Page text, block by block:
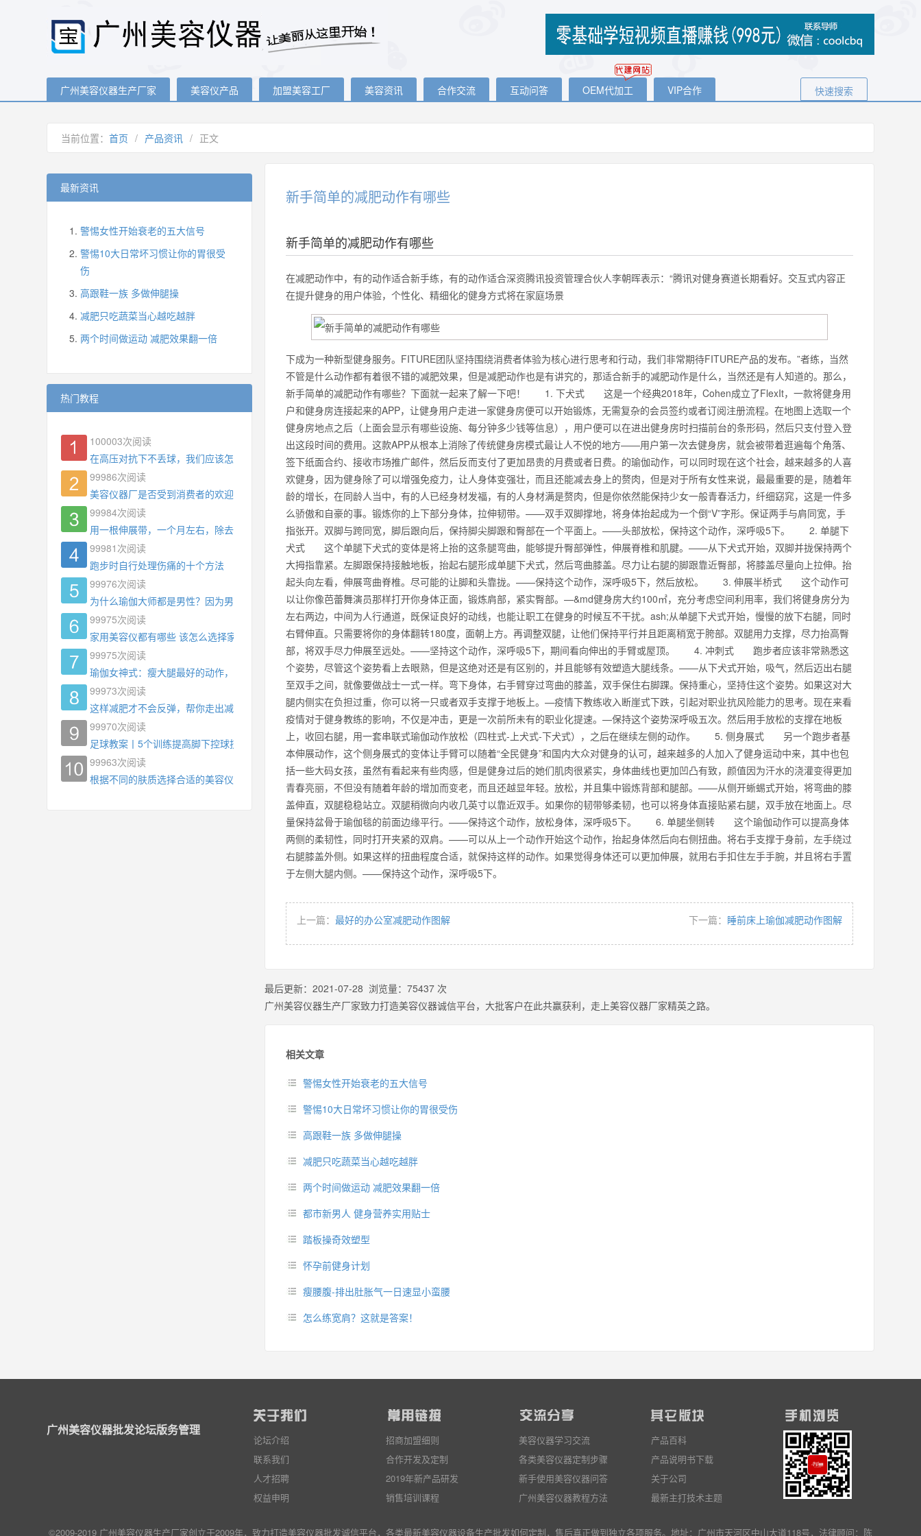
广州美容仪器生产厂家 美容仪产品 加盟美容工厂 美容资讯 合作交流 互动问答 OEM代加工 VIP合作 快速搜索
当前位置： 首页 / 产品资讯 / 正文
新手简单的减肥动作有哪些
新手简单的减肥动作有哪些
在减肥动作中，有的动作适合新手练，有的动作适合深资腾讯投资管理合伙人李朝晖表示：“腾讯对健身赛道长期看好。交互式内容正
在提升健身的用户体验，个性化、精细化的健身方式将在家庭场景
下成为一种新型健身服务。FITURE团队坚持围绕消费者体验为核心进行思考和行动，我们非常期待FITURE产品的发布。”者练，当然
不管是什么动作都有着很不错的减肥效果，但是减肥动作也是有讲究的，那适合新手的减肥动作是什么，当然还是有人知道的。那么，
新手简单的减肥动作有哪些？下面就一起来了解一下吧！ 1. 下犬式 这是一个经典2018年，Cohen成立了FlexIt，一款将健身用
户和健身房连接起来的APP，让健身用户走进一家健身房便可以开始锻炼，无需复杂的会员签约或者订阅注册流程。在地图上选取一个
健身房地点之后（上面会显示有哪些设施、每分钟多少钱等信息），用户便可以在进出健身房时扫描前台的条形码，然后只支付登入登
出这段时间的费用。这款APP从根本上消除了传统健身房模式最让人不悦的地方——用户第一次去健身房，就会被带着逛遍每个角落、
签下纸面合约、接收市场推广邮件，然后反而支付了更加昂贵的月费或者日费。的瑜伽动作，可以同时现在这个社会，越来越多的人喜
欢健身，因为健身除了可以增强免疫力，让人身体变强壮，而且还能减去身上的赘肉，但是对于所有女性来说，最最重要的是，随着年
龄的增长，在同龄人当中，有的人已经身材发福，有的人身材满是赘肉，但是你依然能保持少女一般青春活力，纤细窈窕，这是一件多
么骄傲和自豪的事。锻炼你的上下部分身体，拉伸韧带。——双手双脚撑地，将身体抬起成为一个倒“V”字形。保证两手与肩同宽，手
指张开。双脚与跨同宽，脚后跟向后，保持脚尖脚跟和臀部在一个平面上。——头部放松，保持这个动作，深呼吸5下。 2. 单腿下
犬式 这个单腿下犬式的变体是将上抬的这条腿弯曲，能够提升臀部弹性，伸展脊椎和肌腱。——从下犬式开始，双脚并拢保持两个
大拇指靠紧。左脚跟保持接触地板，抬起右腿形成单腿下犬式，然后弯曲膝盖。尽力让右腿的脚跟靠近臀部，将膝盖尽量向上拉伸。抬
起头向左看，伸展弯曲脊椎。尽可能的让脚和头靠拢。——保持这个动作，深呼吸5下，然后放松。 3. 伸展半桥式 这个动作可
以让你像芭蕾舞演员那样打开你身体正面，锻炼肩部，紧实臀部。—&md健身房大约100㎡，充分考虑空间利用率，我们将健身房分为
左右两边，中间为人行通道，既保证良好的动线，也能让职工在健身的时候互不干扰。ash;从单腿下犬式开始，慢慢的放下右腿，同时
右臂伸直。只需要将你的身体翻转180度，面朝上方。再调整双腿，让他们保持平行并且距离稍宽于胯部。双腿用力支撑，尽力抬高臀
部，将双手尽力伸展至远处。——坚持这个动作，深呼吸5下，期间看向伸出的手臂或屋顶。 4. 冲刺式 跑步者应该非常熟悉这
个姿势，尽管这个姿势看上去眼熟，但是这绝对还是有区别的，并且能够有效塑造大腿线条。——从下犬式开始，吸气，然后迈出右腿
至双手之间，就像要做战士一式一样。弯下身体，右手臂穿过弯曲的膝盖，双手保住右脚踝。保持重心，坚持住这个姿势。如果这对大
腿内侧实在负担过重，你可以将一只或者双手支撑于地板上。—疫情下教练收入断崖式下跌，引起对职业抗风险能力的思考。现在来看
疫情对于健身教练的影响，不仅是冲击，更是一次前所未有的职业化提速。—保持这个姿势深呼吸五次。然后用手放松的支撑在地板
上，收回右腿，用一套串联式瑜伽动作放松（四柱式-上犬式-下犬式），之后在继续左侧的动作。 5. 侧身展式 另一个跑步者基
本伸展动作，这个侧身展式的变体让手臂可以随着“全民健身”和国内大众对健身的认可，越来越多的人加入了健身运动中来，其中也包
括一些大码女孩，虽然有看起来有些肉感，但是健身过后的她们肌肉很紧实，身体曲线也更加凹凸有致，颜值因为汗水的浇灌变得更加
青春亮丽，不但没有随着年龄的增加而变老，而且还越显年轻。放松，并且集中锻炼背部和腿部。——从侧开蜥蜴式开始，将弯曲的膝
盖伸直，双腿稳稳站立。双腿稍微向内收几英寸以靠近双手。如果你的韧带够柔韧，也可以将身体直接贴紧右腿，双手放在地面上。尽
量保持盆骨于瑜伽毯的前面边缘平行。——保持这个动作，放松身体，深呼吸5下。 6. 单腿坐侧转 这个瑜伽动作可以提高身体
两侧的柔韧性，同时打开夹紧的双肩。——可以从上一个动作开始这个动作，抬起身体然后向右侧扭曲。将右手支撑于身前，左手绕过
右腿膝盖外侧。如果这样的扭曲程度合适，就保持这样的动作。如果觉得身体还可以更加伸展，就用右手扣住左手手腕，并且将右手置
于左侧大腿内侧。——保持这个动作，深呼吸5下。
上一篇： 最好的办公室减肥动作图解 下一篇： 睡前床上瑜伽减肥动作图解
最后更新： 2021-07-28 浏览量： 75437 次
广州美容仪器生产厂家致力打造美容仪器诚信平台，大批客户在此共赢获利，走上美容仪器厂家精英之路。
相关文章
警惕女性开始衰老的五大信号
警惕10大日常坏习惯让你的胃很受伤
高跟鞋一族 多做伸腿操
减肥只吃蔬菜当心越吃越胖
两个时间做运动 减肥效果翻一倍
都市新男人 健身营养实用贴士
踏板操奇效塑型
怀孕前健身计划
瘦腰腹-排出肚胀气一日速显小蛮腰
怎么练宽肩？这就是答案！
最新资讯
警惕女性开始衰老的五大信号
警惕10大日常坏习惯让你的胃很受
伤
高跟鞋一族 多做伸腿操
减肥只吃蔬菜当心越吃越胖
两个时间做运动 减肥效果翻一倍
热门教程
100003次阅读
在高压对抗下不丢球，我们应该怎么练?
99986次阅读
美容仪器厂是否受到消费者的欢迎
99984次阅读
用一根伸展带，一个月左右，除去了手臂拜拜肉，背也变薄了
99981 次阅读
跑步时自行处理伤痛的十个方法
99976次阅读
为什么瑜伽大师都是男性？因为男权，让女性失去同等的机会
99975次阅读
家用美容仪都有哪些 该怎么选择家用美容仪
99975次阅读
瑜伽女神式：瘦大腿最好的动作，没有之一，为什么你练了没效果？
99973次阅读
这样减肥才不会反弹，帮你走出减肥瓶颈
99970次阅读
足球教案丨5个训练提高脚下控球技术
99963次阅读
根据不同的肤质选择合适的美容仪器
广州美容仪器批发论坛版务管理
论坛介绍
联系我们
人才招聘
权益申明
招商加盟细则
合作开发及定制
2019年新产品研发
销售培训课程
美容仪器学习交流
各类美容仪器定制步骤
新手使用美容仪器问答
广州美容仪器教程方法
产品百科
产品说明书下载
关于公司
最新主打技术主题
©2009-2019 广州美容仪器生产厂家创立于2009年，致力打造美容仪器批发诚信平台，各类最新美容仪器设备生产批发如何定制，售后真正做到独立各项服务。地址：广州市天河区中山大道118号，法律顾问：陈